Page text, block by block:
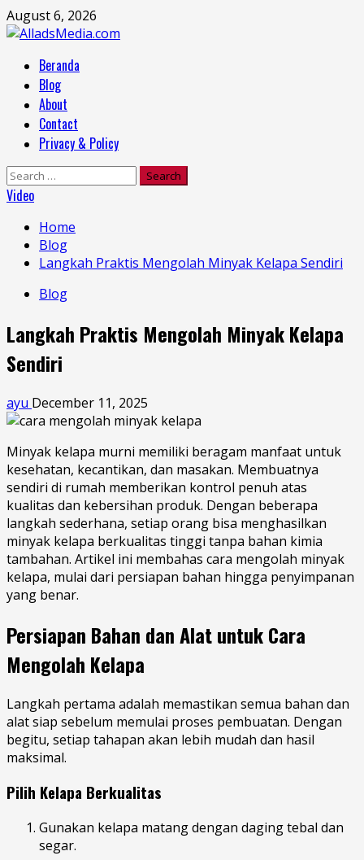
Skip
to
August 6, 2026
MenuBeranda
Blog
About
Contact
Privacy & Policy
Search
for:
Video
Home
Blog
Langkah Praktis Mengolah Minyak Kelapa Sendiri
Blog
Langkah Praktis Mengolah Minyak Kelapa
Sendiri
ayu December 11, 2025
Minyak kelapa murni memiliki beragam manfaat untuk
kesehatan, kecantikan, dan masakan. Membuatnya
sendiri di rumah memberikan kontrol penuh atas
kualitas dan kebersihan produk. Dengan beberapa
langkah sederhana, setiap orang bisa menghasilkan
minyak kelapa berkualitas tinggi tanpa bahan kimia
tambahan. Artikel ini membahas cara mengolah minyak
kelapa, mulai dari persiapan bahan hingga penyimpanan
yang benar.
Persiapan Bahan dan Alat untuk Cara
Mengolah Kelapa
Langkah pertama adalah memastikan semua bahan dan
alat siap sebelum memulai proses pembuatan. Dengan
begitu, setiap tahapan akan lebih mudah dan hasil
maksimal.
Pilih Kelapa Berkualitas
Gunakan kelapa matang dengan daging tebal dan
segar.